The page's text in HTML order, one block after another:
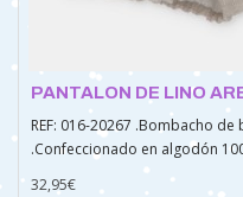
PANTALON DE LINO
REF: 016-20267 .Bombacho
.Confeccionado en algodón
32,95€